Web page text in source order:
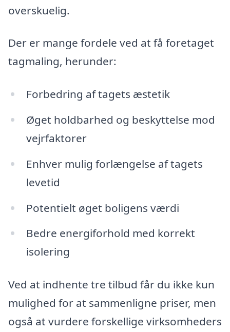
overskuelig.
Der er mange fordele ved at få foretaget
tagmaling, herunder:
Forbedring af tagets æstetik
Øget holdbarhed og beskyttelse mod
vejrfaktorer
Enhver mulig forlængelse af tagets
levetid
Potentielt øget boligens værdi
Bedre energiforhold med korrekt
isolering
Ved at indhente tre tilbud får du ikke kun
mulighed for at sammenligne priser, men
også at vurdere forskellige virksomheders